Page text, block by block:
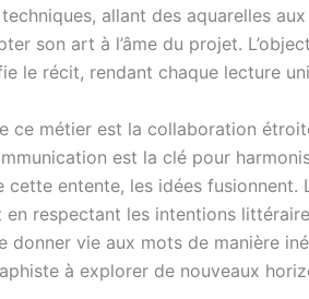
allant des aquarelles
son art à l’âme du projet.
le récit, rendant chaque lecture
ce métier est la collaboration
est la clé pour
cette entente, les idées fusionnent.
respectant les intentions
donner vie aux mots de manière
à explorer de nouveaux